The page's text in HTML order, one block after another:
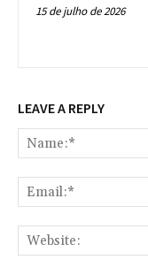
15 de julho de 2026
LEAVE A REPLY